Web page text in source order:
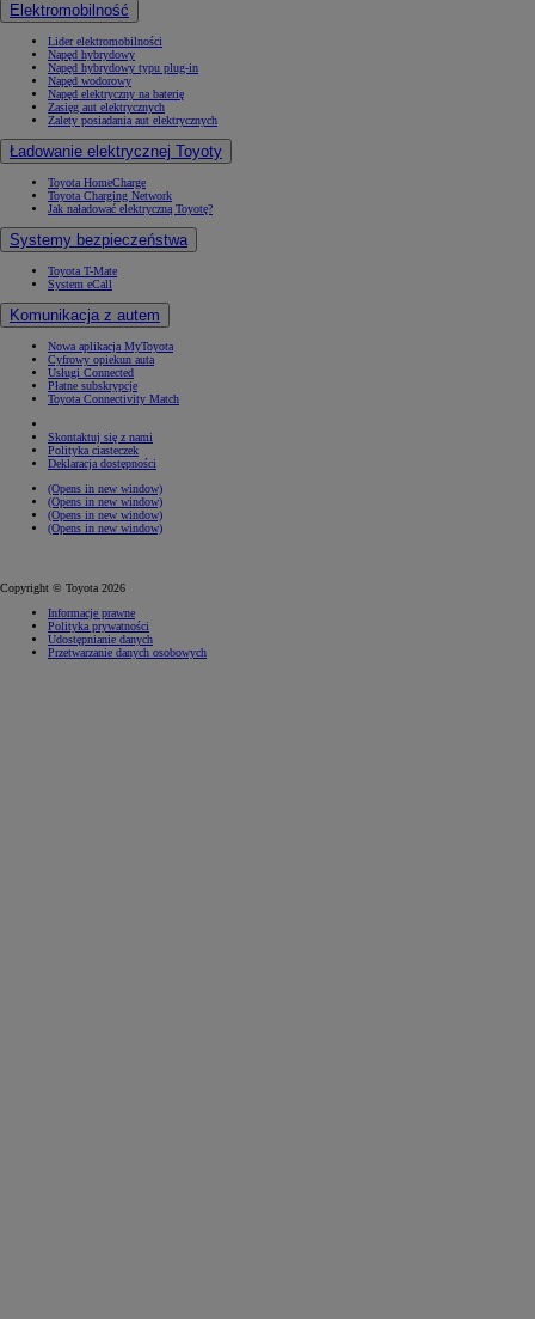
Elektromobilność
Lider elektromobilności
Napęd hybrydowy
Napęd hybrydowy typu plug-in
Napęd wodorowy
Napęd elektryczny na baterię
Zasięg aut elektrycznych
Zalety posiadania aut elektrycznych
Ładowanie elektrycznej Toyoty
Toyota HomeCharge
Toyota Charging Network
Jak naładować elektryczną Toyotę?
Systemy bezpieczeństwa
Toyota T-Mate
System eCall
Komunikacja z autem
Nowa aplikacja MyToyota
Cyfrowy opiekun auta
Usługi Connected
Płatne subskrypcje
Toyota Connectivity Match
Skontaktuj się z nami
Polityka ciasteczek
Deklaracja dostępności
(Opens in new window)
(Opens in new window)
(Opens in new window)
(Opens in new window)
Copyright © Toyota 2026
Informacje prawne
Polityka prywatności
Udostępnianie danych
Przetwarzanie danych osobowych